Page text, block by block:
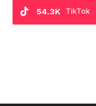
TikTok
54.3K